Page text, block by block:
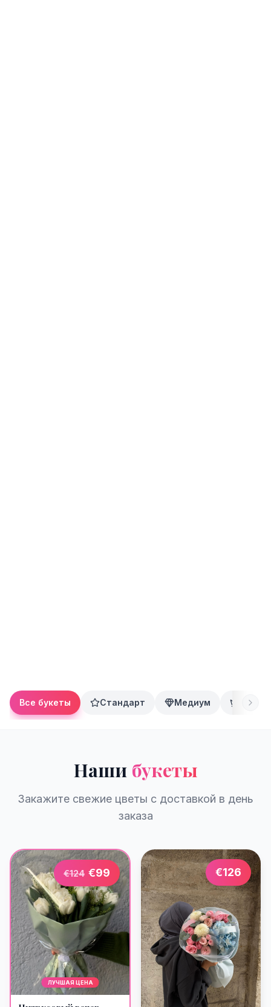
Все букеты Стандарт Медиум
Наши букеты
Закажите свежие цветы с доставкой в день
заказа
€124 €99
ЛУЧШАЯ ЦЕНА
€126